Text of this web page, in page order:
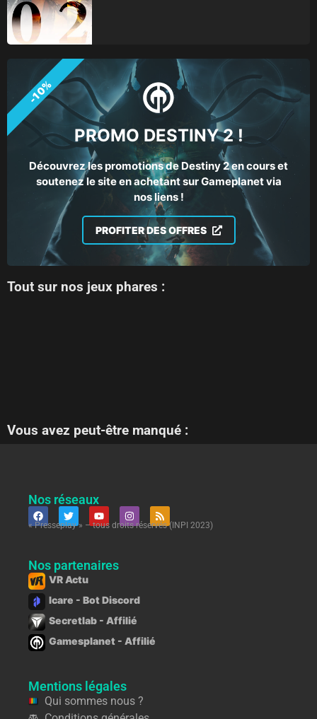
PROMO DESTINY 2 !
Découvrez les promotions de Destiny 2 en cours et
soutenez le site en achetant sur Gameplanet via
nos liens !
PROFITER DES OFFRES
-10%
Tout sur nos jeux phares :
Vous avez peut-être manqué :
Nos réseaux
« Presseplay » – tous droits réservés (INPI 2023)
Nos partenaires
VR Actu
Icare - Bot Discord
Secretlab - Affilié
Gamesplanet - Affilié
Mentions légales
Qui sommes nous ?